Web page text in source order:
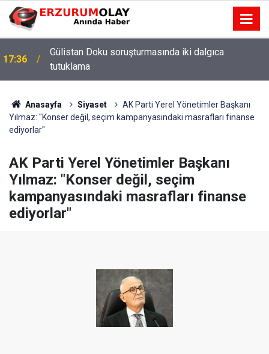
17:36
Gülistan Doku soruşturmasında iki dalgıca
tutuklama
Anasayfa Siyaset
AK Parti Yerel Yönetimler Başkanı
Yılmaz: "Konser değil, seçim kampanyasındaki masrafları finanse
ediyorlar"
AK Parti Yerel Yönetimler Başkanı
Yılmaz: "Konser değil, seçim
kampanyasındaki masrafları finanse
ediyorlar"